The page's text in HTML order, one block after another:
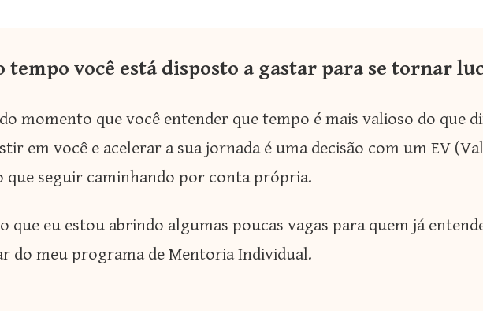
tempo você está disposto a gastar para se tornar
momento que você entender que tempo é mais valioso do que
em você e acelerar a sua jornada é uma decisão com um EV
que seguir caminhando por conta própria.
que eu estou abrindo algumas poucas vagas para quem já
do meu programa de Mentoria Individual.